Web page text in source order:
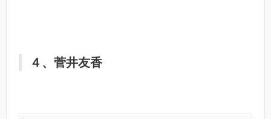
４、菅井友香